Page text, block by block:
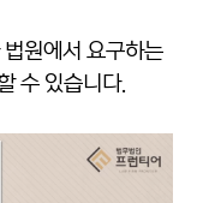
원에서 요구하는
수 있습니다.